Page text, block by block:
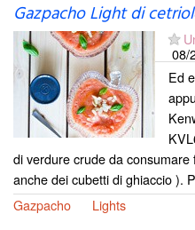
Gazpacho Light di
08/
Ed
di verdure crude da
anche dei cubetti di ghiaccio ).
Gazpacho
Lights